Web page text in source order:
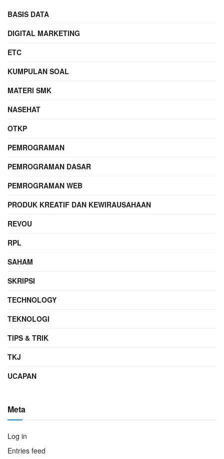
BASIS DATA
DIGITAL MARKETING
ETC
KUMPULAN SOAL
MATERI SMK
NASEHAT
OTKP
PEMROGRAMAN
PEMROGRAMAN DASAR
PEMROGRAMAN WEB
PRODUK KREATIF DAN KEWIRAUSAHAAN
REVOU
RPL
SAHAM
SKRIPSI
TECHNOLOGY
TEKNOLOGI
TIPS & TRIK
TKJ
UCAPAN
Meta
Log in
Entries feed